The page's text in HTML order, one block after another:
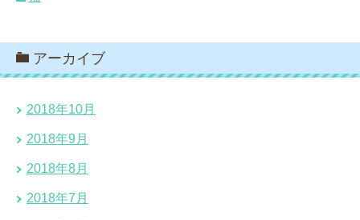
アーカイブ
2018年10月
2018年9月
2018年8月
2018年7月